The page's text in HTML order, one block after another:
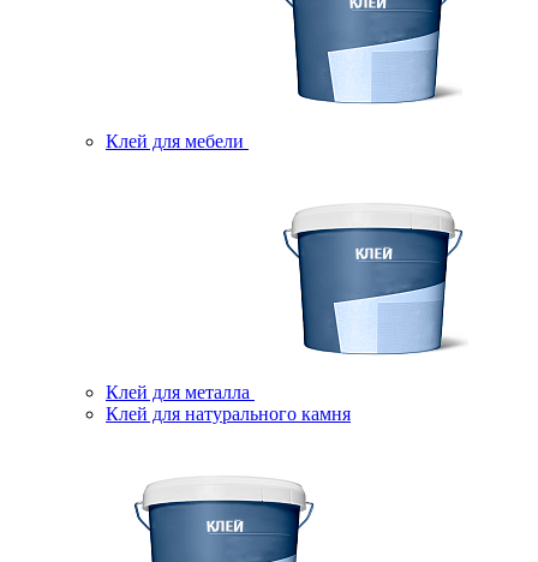
Клей для мебели
Клей для металла
Клей для натурального камня